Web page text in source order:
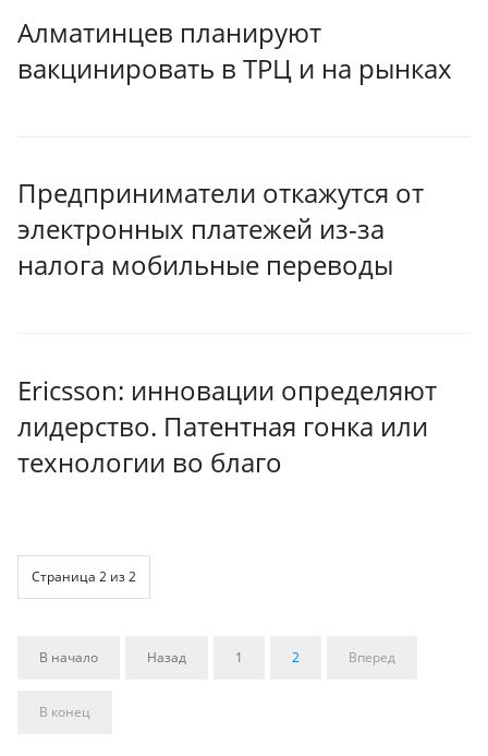
Алматинцев планируют
вакцинировать в ТРЦ и на рынках
Предприниматели откажутся от
электронных платежей из-за
налога мобильные переводы
Ericsson: инновации определяют
лидерство. Патентная гонка или
технологии во благо
Страница 2 из 2
В начало Назад 1 2 Вперед
В конец